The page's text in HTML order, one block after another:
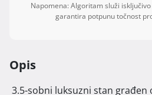
Napomena: Algoritam služi
garantira potpunu točnost
Opis